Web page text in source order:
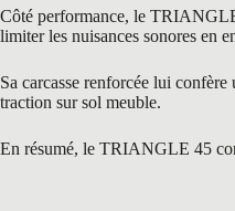
Côté performance, le
limiter les nuisances sonores en
Sa carcasse renforcée lui
traction sur sol meuble.
En résumé, le TRIANGLE 45